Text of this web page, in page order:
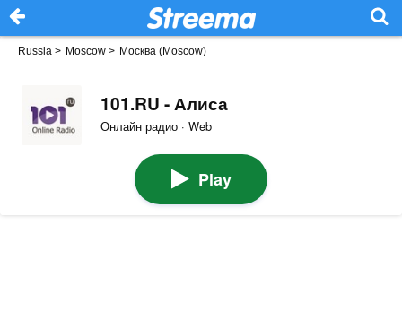
Russia > Moscow > Москва (Moscow)
101.RU - Алиса
Онлайн радио · Web
Play